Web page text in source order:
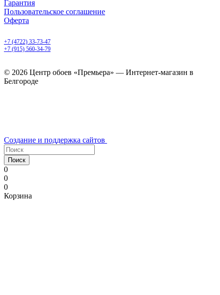
Гарантия
Пользовательское соглашение
Оферта
+7 (4722) 33-73-47
+7 (915) 560-34-79
© 2026 Центр обоев «Премьера» — Интернет-магазин в
Белгороде
Создание и поддержка сайтов
Поиск
0
0
0
Корзина